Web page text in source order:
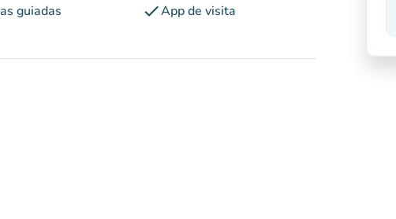
guiadas checkApp de visita